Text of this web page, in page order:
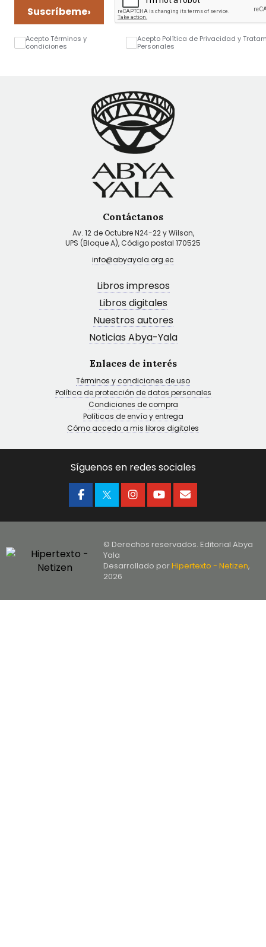
Suscríbeme›
Acepto Términos y
condiciones
Acepto Política de Privacidad y
Personales
Contáctanos
Av. 12 de Octubre N24-22 y Wilson,
UPS (Bloque A), Código postal 170525
info@abyayala.org.ec
Libros impresos
Libros digitales
Nuestros autores
Noticias Abya-Yala
Enlaces de interés
Términos y condiciones de uso
Política de protección de datos personales
Condiciones de compra
Políticas de envío y entrega
Cómo accedo a mis libros digitales
Síguenos en redes sociales
© Derechos reservados. Editorial Abya
Yala
Desarrollado porHipertexto - Netizen,
2026